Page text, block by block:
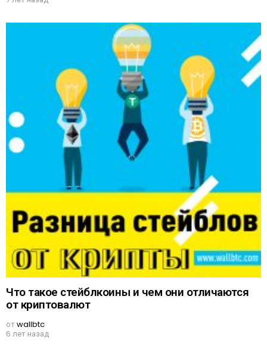
Что такое стейблкоины и чем они отличаются
от криптовалют
отwallbtc
6 лет назад